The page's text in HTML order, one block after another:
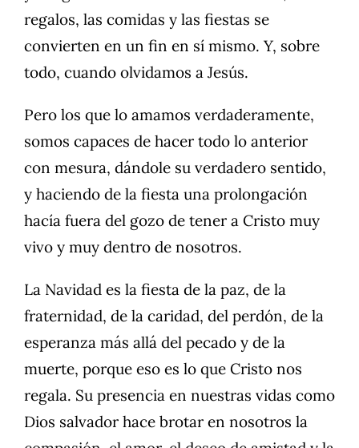
regalos, las comidas y las fiestas se
convierten en un fin en sí mismo. Y, sobre
todo, cuando olvidamos a Jesús.
Pero los que lo amamos verdaderamente,
somos capaces de hacer todo lo anterior
con mesura, dándole su verdadero sentido,
y haciendo de la fiesta una prolongación
hacía fuera del gozo de tener a Cristo muy
vivo y muy dentro de nosotros.
La Navidad es la fiesta de la paz, de la
fraternidad, de la caridad, del perdón, de la
esperanza más allá del pecado y de la
muerte, porque eso es lo que Cristo nos
regala. Su presencia en nuestras vidas como
Dios salvador hace brotar en nosotros la